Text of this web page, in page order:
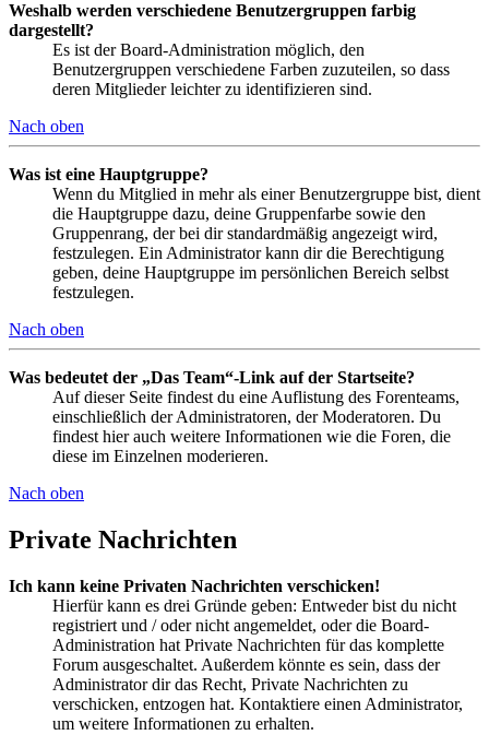
Weshalb werden verschiedene Benutzergruppen farbig
dargestellt?
Es ist der Board-Administration möglich, den
Benutzergruppen verschiedene Farben zuzuteilen, so dass
deren Mitglieder leichter zu identifizieren sind.
Nach oben
Was ist eine Hauptgruppe?
Wenn du Mitglied in mehr als einer Benutzergruppe bist, dient
die Hauptgruppe dazu, deine Gruppenfarbe sowie den
Gruppenrang, der bei dir standardmäßig angezeigt wird,
festzulegen. Ein Administrator kann dir die Berechtigung
geben, deine Hauptgruppe im persönlichen Bereich selbst
festzulegen.
Nach oben
Was bedeutet der „Das Team“-Link auf der Startseite?
Auf dieser Seite findest du eine Auflistung des Forenteams,
einschließlich der Administratoren, der Moderatoren. Du
findest hier auch weitere Informationen wie die Foren, die
diese im Einzelnen moderieren.
Nach oben
Private Nachrichten
Ich kann keine Privaten Nachrichten verschicken!
Hierfür kann es drei Gründe geben: Entweder bist du nicht
registriert und / oder nicht angemeldet, oder die Board-
Administration hat Private Nachrichten für das komplette
Forum ausgeschaltet. Außerdem könnte es sein, dass der
Administrator dir das Recht, Private Nachrichten zu
verschicken, entzogen hat. Kontaktiere einen Administrator,
um weitere Informationen zu erhalten.